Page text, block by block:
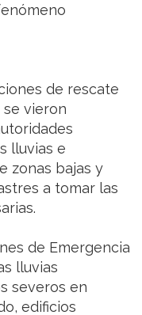
de rescate
vieron
lluvias e
zonas bajas y
a tomar las
de Emergencia
lluvias
severos en
edificios